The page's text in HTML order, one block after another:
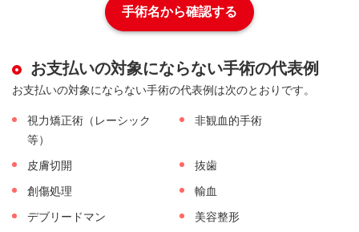
手術名から確認する
お支払いの対象にならない手術の代表例
お支払いの対象にならない手術の代表例は次のとおりです。
視力矯正術（レーシック
等）
非観血的手術
皮膚切開
抜歯
創傷処理
輸血
デブリードマン
美容整形